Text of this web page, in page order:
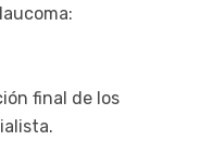
final de los